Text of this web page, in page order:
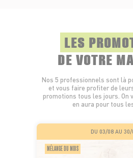
LES
DE VOTRE
Nos 5 professionnels sont là
et vous faire profiter de
promotions tous les jours. On
en aura pour tous
DU 03/08 AU 30/
MÉLANGE DU MOIS